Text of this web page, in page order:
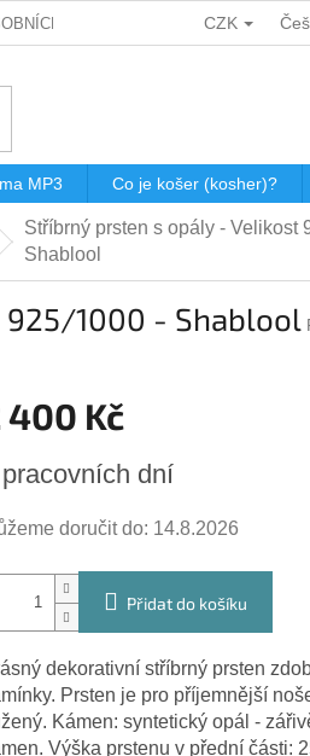
ÚDAJŮ DÁRKOVÉ
CZK
MP3 Co je košer (kosher)?
Stříbrný prsten s opály - Velikost
Shablool
925/1000 - Shablool
400 Kč
dní
doručit do: 14.8.2026
Přidat do košíku
dekorativní stříbrný prsten
Prsten je pro příjemnější
Kámen: syntetický opál -
Výška prstenu v přední části: